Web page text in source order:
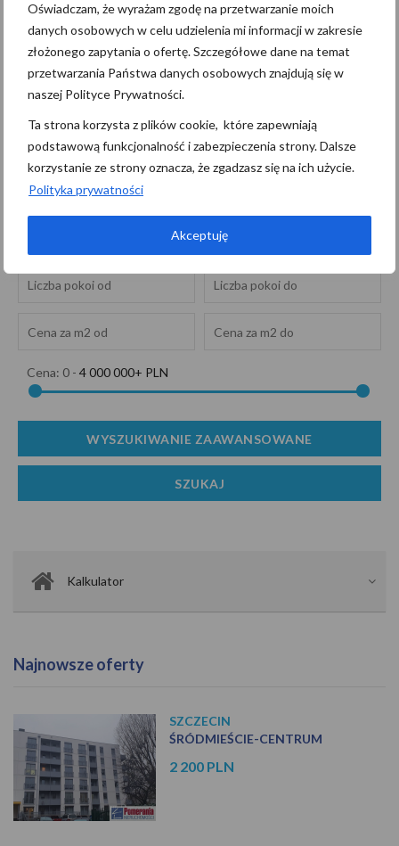
Oświadczam, że wyrażam zgodę na przetwarzanie moich
danych osobowych w celu udzielenia mi informacji w zakresie
złożonego zapytania o ofertę. Szczegółowe dane na temat
przetwarzania Państwa danych osobowych znajdują się w
naszej Polityce Prywatności.
Ta strona korzysta z plików cookie, które zapewniają
podstawową funkcjonalność i zabezpieczenia strony. Dalsze
korzystanie ze strony oznacza, że zgadzasz się na ich użycie.
Polityka prywatności
Akceptuję
biuro@pomerania.szczecin.pl…czytaj więcej
Szukaj
MIESZKANIE
Cena: 0 - 4 000 000+ PLN
Kalkulator
Najnowsze oferty
SZCZECIN
ŚRÓDMIEŚCIE-CENTRUM
2 200 PLN